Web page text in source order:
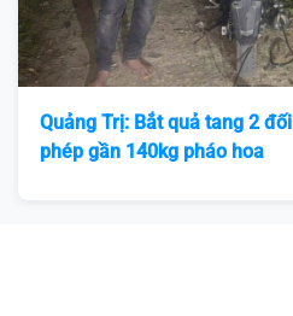
Quảng Trị: Bắt quả tang 2
phép gần 140kg pháo hoa